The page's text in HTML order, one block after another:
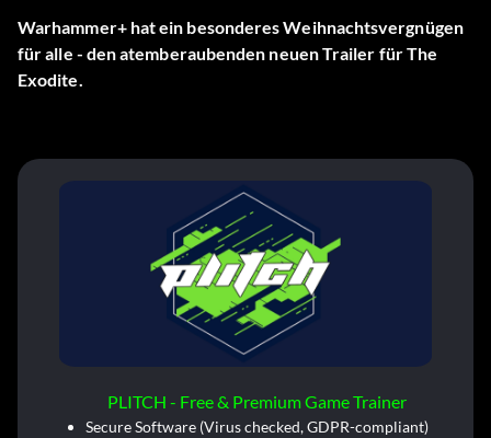
Warhammer+ hat ein besonderes Weihnachtsvergnügen
für alle - den atemberaubenden neuen Trailer für The
Exodite.
PLITCH - Free & Premium Game Trainer
Secure Software (Virus checked, GDPR-compliant)